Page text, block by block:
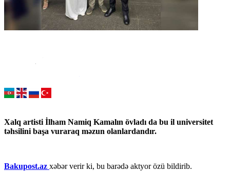
Xalq artisti İlham Namiq Kamalın övladı da bu il universitet
təhsilini başa vuraraq məzun olanlardandır.
Bakupost.az xəbər verir ki, bu barədə aktyor özü bildirib.